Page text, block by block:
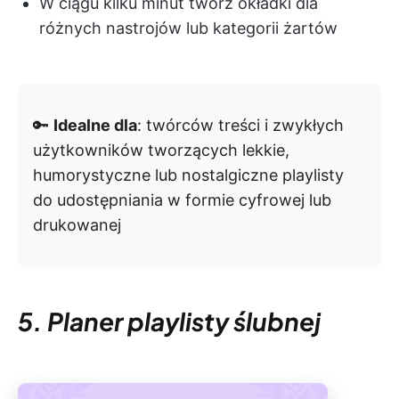
różnych nastrojów lub kategorii żartów
🔑 Idealne dla: twórców treści i zwykłych
użytkowników tworzących lekkie,
humorystyczne lub nostalgiczne playlisty
do udostępniania w formie cyfrowej lub
drukowanej
5. Planer playlisty ślubnej